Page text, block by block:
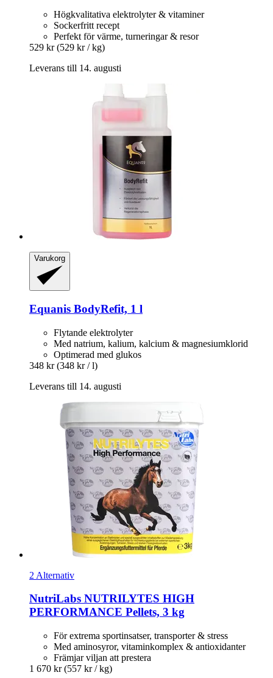
Högkvalitativa elektrolyter & vitaminer
Sockerfritt recept
Perfekt för värme, turneringar & resor
529 kr (529 kr / kg)
Leverans till 14. augusti
Varukorg
Equanis BodyRefit, 1 l
Flytande elektrolyter
Med natrium, kalium, kalcium & magnesiumklorid
Optimerad med glukos
348 kr (348 kr / l)
Leverans till 14. augusti
2 Alternativ
NutriLabs NUTRILYTES HIGH
PERFORMANCE Pellets, 3 kg
För extrema sportinsatser, transporter & stress
Med aminosyror, vitaminkomplex & antioxidanter
Främjar viljan att prestera
1 670 kr (557 kr / kg)